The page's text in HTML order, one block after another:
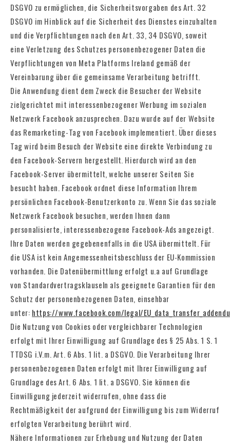
DSGVO zu ermöglichen, die Sicherheitsvorgaben des Art. 32
DSGVO im Hinblick auf die Sicherheit des Dienstes einzuhalten
und die Verpflichtungen nach den Art. 33, 34 DSGVO, soweit
eine Verletzung des Schutzes personenbezogener Daten die
Verpflichtungen von Meta Platforms Ireland gemäß der
Vereinbarung über die gemeinsame Verarbeitung betrifft.
Die Anwendung dient dem Zweck die Besucher der Website
zielgerichtet mit interessenbezogener Werbung im sozialen
Netzwerk Facebook anzusprechen. Dazu wurde auf der Website
das Remarketing-Tag von Facebook implementiert. Über dieses
Tag wird beim Besuch der Website eine direkte Verbindung zu
den Facebook-Servern hergestellt. Hierdurch wird an den
Facebook-Server übermittelt, welche unserer Seiten Sie
besucht haben. Facebook ordnet diese Information Ihrem
persönlichen Facebook-Benutzerkonto zu. Wenn Sie das soziale
Netzwerk Facebook besuchen, werden Ihnen dann
personalisierte, interessenbezogene Facebook-Ads angezeigt.
Ihre Daten werden gegebenenfalls in die USA übermittelt. Für
die USA ist kein Angemessenheitsbeschluss der EU-Kommission
vorhanden. Die Datenübermittlung erfolgt u.a auf Grundlage
von Standardvertragsklauseln als geeignete Garantien für den
Schutz der personenbezogenen Daten, einsehbar
unter: https://www.facebook.com/legal/
Die Nutzung von Cookies oder vergleichbarer Technologien
erfolgt mit Ihrer Einwilligung auf Grundlage des § 25 Abs. 1 S. 1
TTDSG i.V.m. Art. 6 Abs. 1 lit. a DSGVO. Die Verarbeitung Ihrer
personenbezogenen Daten erfolgt mit Ihrer Einwilligung auf
Grundlage des Art. 6 Abs. 1 lit. a DSGVO. Sie können die
Einwilligung jederzeit widerrufen, ohne dass die
Rechtmäßigkeit der aufgrund der Einwilligung bis zum Widerruf
erfolgten Verarbeitung berührt wird.
Nähere Informationen zur Erhebung und Nutzung der Daten